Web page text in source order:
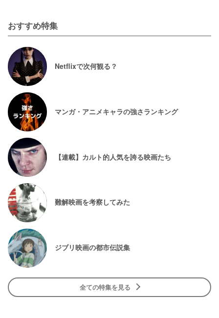
おすすめ特集
Netflixで次何観る？
マンガ・アニメキャラの強さランキング
【連載】カルト的人気を誇る映画たち
難解映画を考察してみた
ジブリ映画の都市伝説集
全ての特集を見る